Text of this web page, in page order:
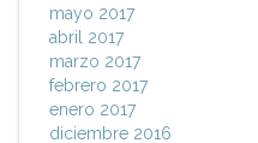
mayo 2017
abril 2017
marzo 2017
febrero 2017
enero 2017
diciembre 2016